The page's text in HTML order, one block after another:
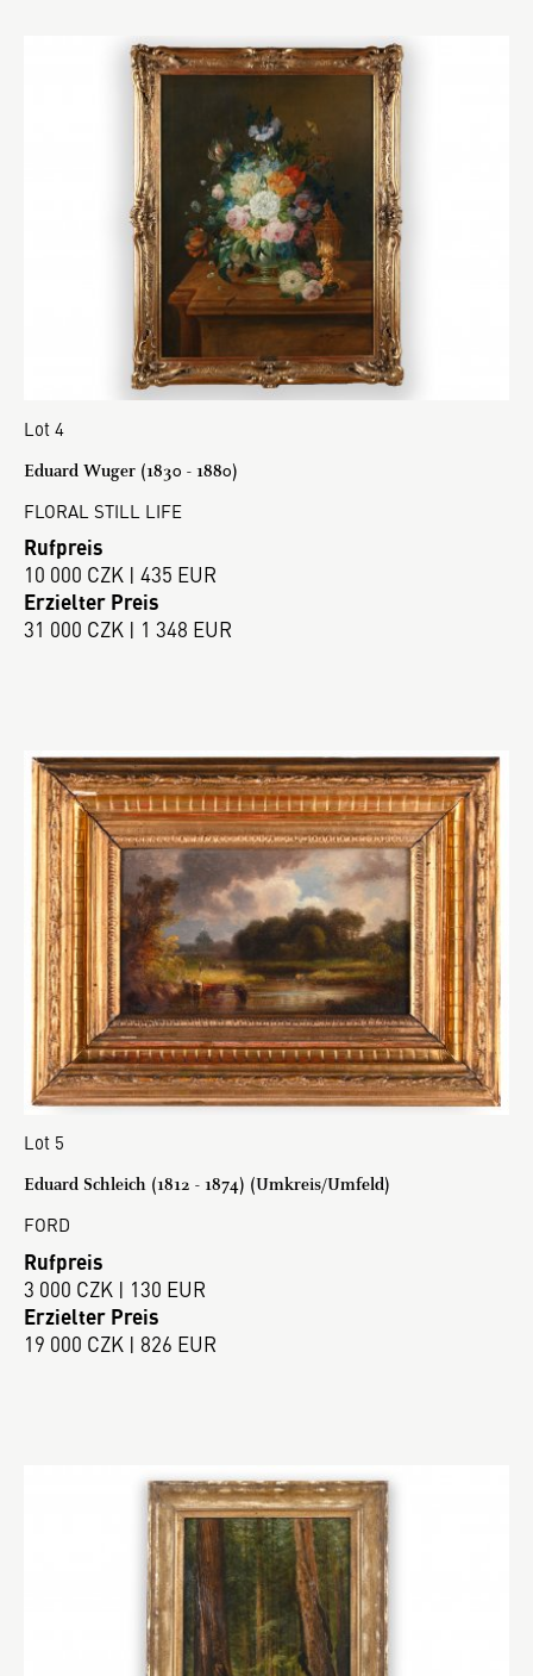
Lot 4
Eduard Wuger (1830 - 1880)
FLORAL STILL LIFE
Rufpreis
10 000 CZK | 435 EUR
Erzielter Preis
31 000 CZK | 1 348 EUR
Lot 5
Eduard Schleich (1812 - 1874) (Umkreis/Umfeld)
FORD
Rufpreis
3 000 CZK | 130 EUR
Erzielter Preis
19 000 CZK | 826 EUR